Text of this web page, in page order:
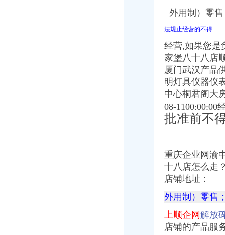
市渝中区马家堡小学股票开户,重庆市渝中区马家堡小学股票开户,
重庆市渝中区马家堡小学校择校费|重庆市渝中区马家堡小学校住宿费,
重庆中房家苑房产经纪有限公司渝中区马家堡经营部_【信用信息_诉讼
说课唐令春重庆渝中区马家堡小学《可能》—在线播放—优酷
说课唐令春重庆渝中区马家堡小学《可能》—在线播放—优酷
渝中区马家堡小学2017招生范围,马家堡小学6月24日报名-小学教育-
【重庆市—渝中区】马家堡发廊偶遇品美少女（申请毕业-曲罢论坛
【招商银行渝中区马家堡自助银行】招商银行渝中区马家堡自助银行
【重庆市渝中区大坪制面厂马家堡饮食店】重庆市渝中区大坪制面厂
外用制）零售
法规止经营的不得
经营,如果您是
家堡八十八店
厦门武汉产品
明灯具仪器仪
中心桐君阁大
08-1100:00:00
批准前不
重庆企业网渝
十八店怎么走
店铺地址：
外用制）零售
上顺企网 解放
店铺的产品服